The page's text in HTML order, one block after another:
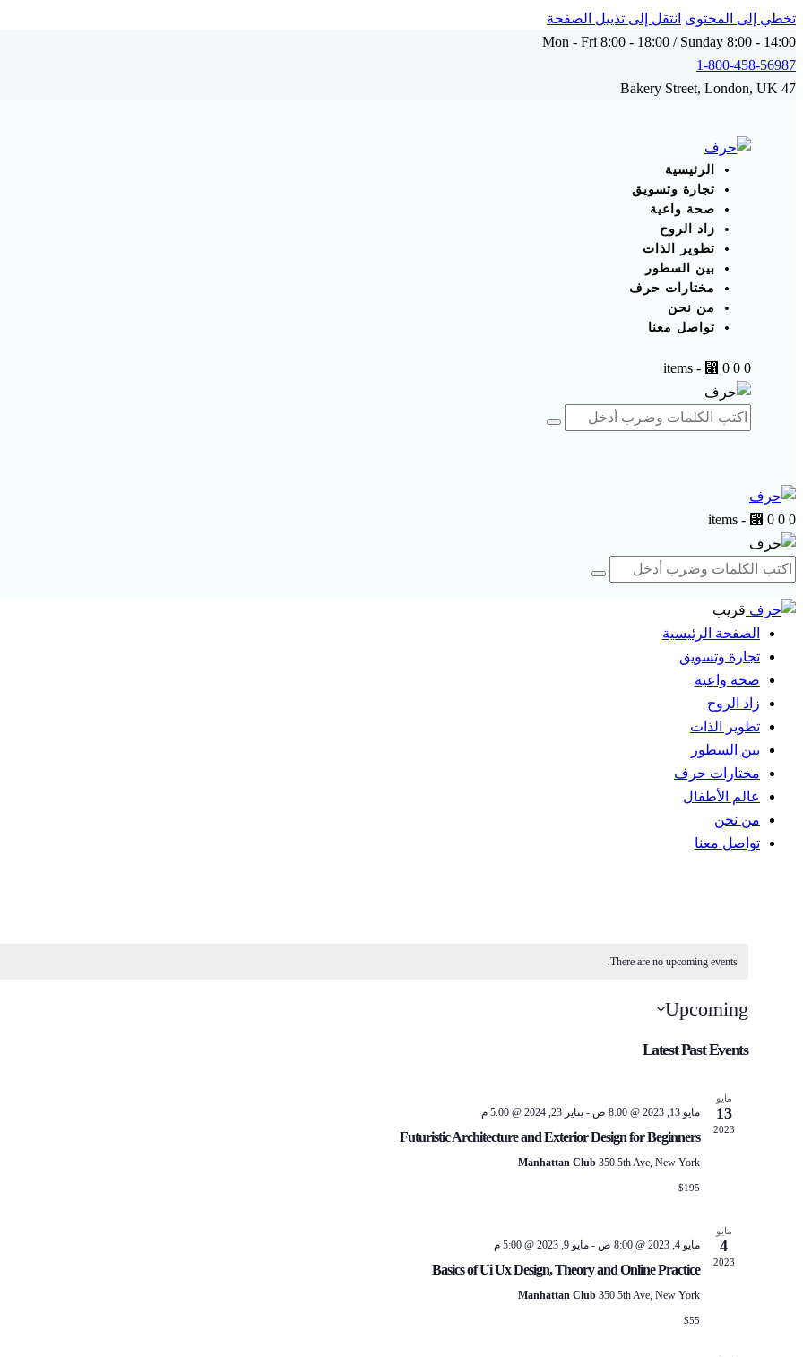
تخطي إلى المحتوى انتقل إلى تذييل الصفحة
Mon - Fri 8:00 - 18:00 / Sunday 8:00 - 14:00
1-800-458-56987
47 Bakery Street, London, UK
الرئيسية
تجارة وتسويق
صحة واعية
زاد الروح
تطوير الذات
بين السطور
مختارات حرف
من نحن
تواصل معنا
0 items
- ⃁ 0 0
0 items
- ⃁ 0 0
قريب
الصفحة الرئيسية
تجارة وتسويق
صحة واعية
زاد الروح
تطوير الذات
بين السطور
مختارات حرف
عالم الأطفال
من نحن
تواصل معنا
There are no upcoming events.
Upcoming
date.
Latest Past Events
مايو
13
2023
مايو 13, 2023 @ 8:00 ص -يناير 23, 2024 @ 5:00 م
Futuristic Architecture and Exterior Design for Beginners
Manhattan Club 350 5th Ave, New York
$195
مايو
4
2023
مايو 4, 2023 @ 8:00 ص -مايو 9, 2023 @ 5:00 م
Basics of Ui Ux Design, Theory and Online Practice
Manhattan Club 350 5th Ave, New York
$55